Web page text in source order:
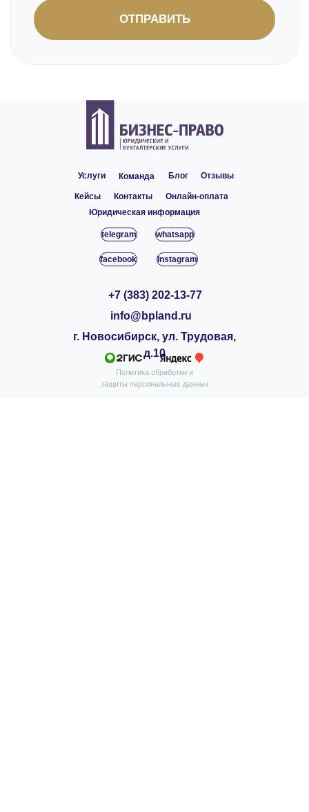
facebook Instagram
Кейсы Контакты Онлайн-оплата
Услуги Команда Блог
Юридическая информация
Отзывы
telegram whatsapp
+7 (383) 202-13-77
info@bpland.ru
г. Новосибирск, ул. Трудовая,
д.10
Политика обработки и
защиты персональных данных